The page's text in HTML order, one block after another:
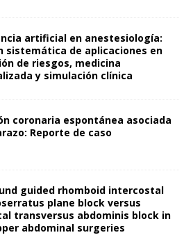
artificial en anestesiología:
sistemática de aplicaciones en
de riesgos, medicina
y simulación clínica
coronaria espontánea asociada
Reporte de caso
guided rhomboid intercostal
plane block versus
transversus abdominis block in
abdominal surgeries